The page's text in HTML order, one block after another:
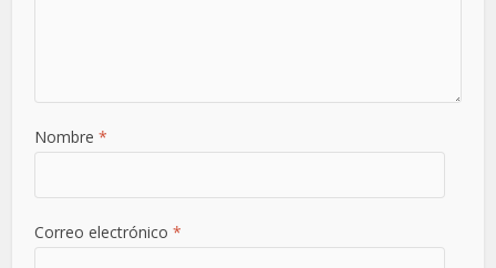
Nombre*
Correo electrónico*